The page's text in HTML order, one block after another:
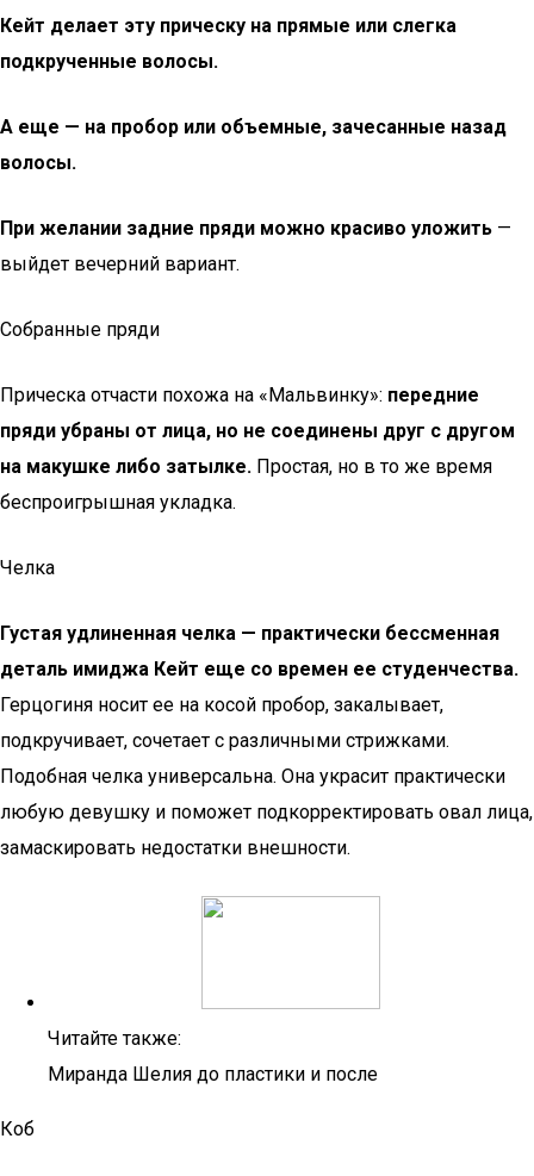
Кейт делает эту прическу на прямые или слегка
подкрученные волосы.
А еще — на пробор или объемные, зачесанные назад
волосы.
При желании задние пряди можно красиво уложить —
выйдет вечерний вариант.
Собранные пряди
Прическа отчасти похожа на «Мальвинку»: передние
пряди убраны от лица, но не соединены друг с другом
на макушке либо затылке. Простая, но в то же время
беспроигрышная укладка.
Челка
Густая удлиненная челка — практически бессменная
деталь имиджа Кейт еще со времен ее студенчества.
Герцогиня носит ее на косой пробор, закалывает,
подкручивает, сочетает с различными стрижками.
Подобная челка универсальна. Она украсит практически
любую девушку и поможет подкорректировать овал лица,
замаскировать недостатки внешности.
Читайте также:
Миранда Шелия до пластики и после
Коб